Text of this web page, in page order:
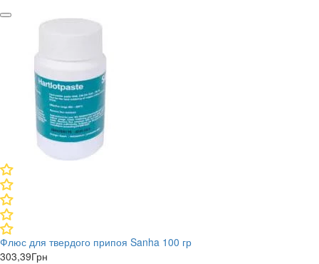
Флюс для твердого припоя Sanha 100 гр
303,39Грн